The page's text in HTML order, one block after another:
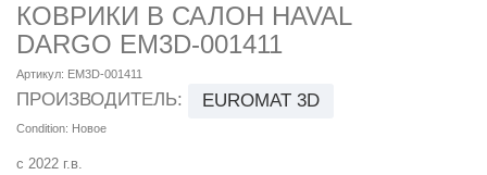
КОВРИКИ В САЛОН HAVAL
DARGO EM3D-001411
Артикул: EM3D-001411
ПРОИЗВОДИТЕЛЬ: EUROMAT 3D
Condition: Новое
с 2022 г.в.